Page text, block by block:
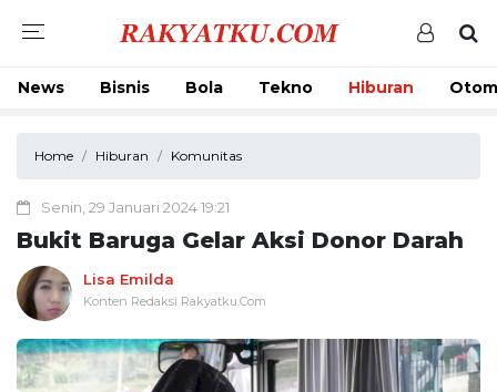
News Bisnis Bola Tekno Hiburan
Home Hiburan Komunitas
Senin, 29 Januari 2024 19:21
Bukit Baruga Gelar Aksi Donor Darah
Lisa Emilda
Konten Redaksi Rakyatku.Com